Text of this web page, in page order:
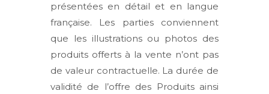
présentées en détail et en langue
française. Les parties conviennent
que les illustrations ou photos des
produits offerts à la vente n’ont pas
de valeur contractuelle. La durée de
validité de l’offre des Produits ainsi